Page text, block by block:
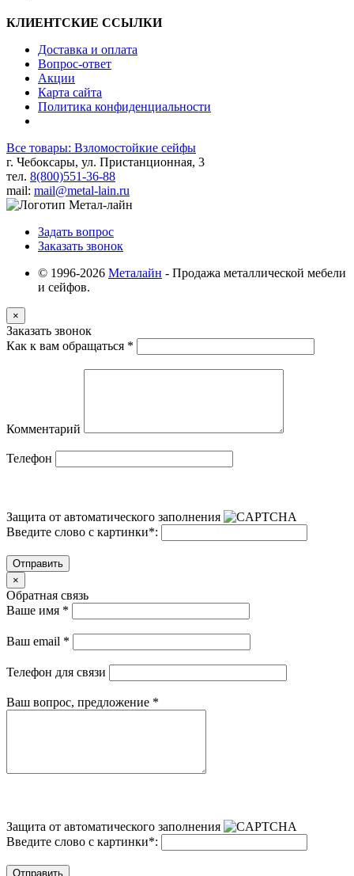
КЛИЕНТСКИЕ ССЫЛКИ
Доставка и оплата
Вопрос-ответ
Акции
Карта сайта
Политика конфиденциальности
Все товары: Взломостойкие сейфы
г. Чебоксары, ул. Пристанционная, 3
тел. 8(800)551-36-88
mail: mail@metal-lain.ru
Задать вопрос
Заказать звонок
© 1996-2026 Металайн - Продажа металлической мебели
и сейфов.
×
Заказать звонок
Как к вам обращаться *
Комментарий
Телефон
Защита от автоматического заполнения
Введите слово с картинки*:
Отправить
×
Обратная связь
Ваше имя *
Ваш email *
Телефон для связи
Ваш вопрос, предложение *
Защита от автоматического заполнения
Введите слово с картинки*:
Отправить